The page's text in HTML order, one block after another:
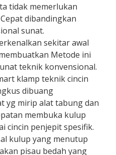
tidak memerlukan
dibandingkan
sunat.
sekitar awal
Metode ini
teknik konvensional.
klamp teknik cincin
dibuang
yg mirip alat tabung dan
membuka kulup
cincin penjepit spesifik.
kulup yang menutup
pisau bedah yang